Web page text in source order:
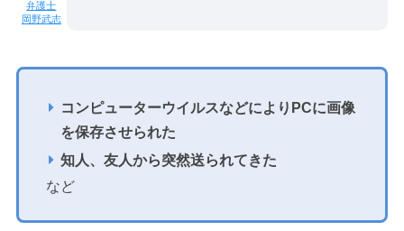
岡野武志
コンピューターウイルスなどによりPCに画像
を保存させられた
知人、友人から突然送られてきた
など